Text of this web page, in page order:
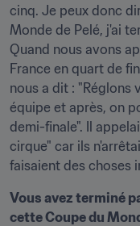
cinq. Je peux donc
Monde de Pelé, j'ai
Quand nous avons
France en quart de
nous a dit :
équipe et après, on
demi-finale". Il
cirque" car ils
faisaient des choses
Vous avez terminé
cette Coupe du